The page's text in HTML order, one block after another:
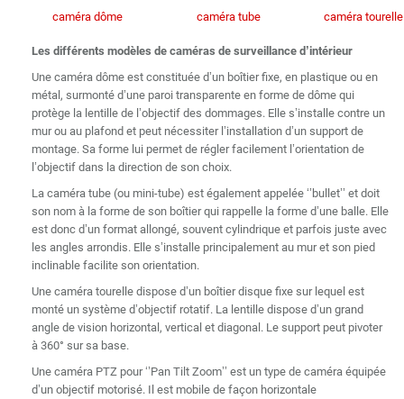
caméra dôme caméra tube caméra tourelle
Les différents modèles de caméras de surveillance d’intérieur
Une caméra dôme est constituée d’un boîtier fixe, en plastique ou en
métal, surmonté d’une paroi transparente en forme de dôme qui
protège la lentille de l’objectif des dommages. Elle s’installe contre un
mur ou au plafond et peut nécessiter l’installation d’un support de
montage. Sa forme lui permet de régler facilement l’orientation de
l’objectif dans la direction de son choix.
La caméra tube (ou mini-tube) est également appelée ‘’bullet’’ et doit
son nom à la forme de son boîtier qui rappelle la forme d’une balle. Elle
est donc d’un format allongé, souvent cylindrique et parfois juste avec
les angles arrondis. Elle s’installe principalement au mur et son pied
inclinable facilite son orientation.
Une caméra tourelle dispose d’un boîtier disque fixe sur lequel est
monté un système d’objectif rotatif. La lentille dispose d’un grand
angle de vision horizontal, vertical et diagonal. Le support peut pivoter
à 360° sur sa base.
Une caméra PTZ pour ‘’Pan Tilt Zoom’’ est un type de caméra équipée
d’un objectif motorisé. Il est mobile de façon horizontale